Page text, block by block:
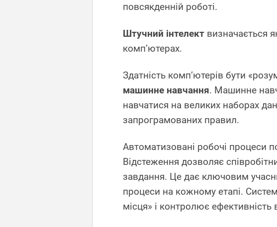
повсякденній роботі.
Штучний інтелект визначається
комп’ютерах.
Здатність комп’ютерів бути
машинне навчання. Машинне
навчатися на великих наборах
запрограмованих правил.
Автоматизовані робочі процеси
Відстеження дозволяє
завдання. Це дає ключовим
процеси на кожному етапі.
місця» і контролює ефективність